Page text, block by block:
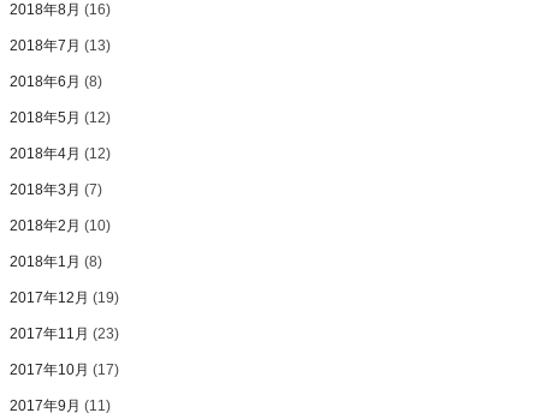
2018年8月 (16)
2018年7月 (13)
2018年6月 (8)
2018年5月 (12)
2018年4月 (12)
2018年3月 (7)
2018年2月 (10)
2018年1月 (8)
2017年12月 (19)
2017年11月 (23)
2017年10月 (17)
2017年9月 (11)